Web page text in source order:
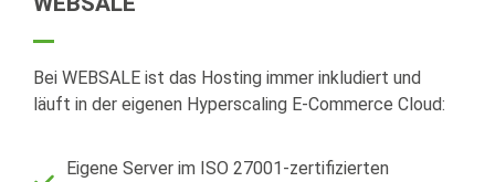
Bei WEBSALE ist das Hosting immer inkludiert und
läuft in der eigenen Hyperscaling E-Commerce Cloud:
Eigene Server im ISO 27001-zertifizierten